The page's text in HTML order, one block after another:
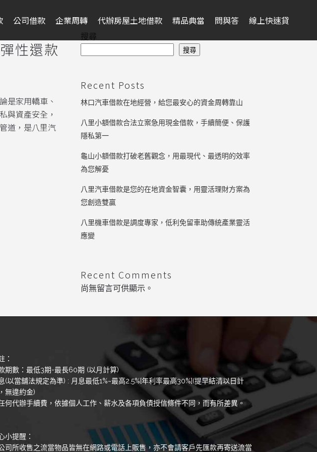
公司借款 企業周轉 代辦房屋土地借款 精品典當 問與答 線上快速貸
性還款
是家用轎車、
與資產安全，
道，是八里汽
搜尋
搜尋
Recent Posts
林口汽車借款在地經營，給您最安心的資金周轉靠山
八里小額借款合法立案急用現金借款，手續簡便、保護
隱私第一
龜山小額借款打破老舊觀念，用最現代、最透明的效率
為您解憂
八里汽車借款是您的在地資金智囊，用靈活理財方案為
您創造雙贏
八里機車借款是調度專家，低利免留車助傳統產業靈活
應變
Recent Comments
尚無留言可供顯示。
：
期數：最低3期-最長60期 (以月計算)
(以當舖法規定為準) : 月息最低1%~最高2.5%[年利率最高30%](提早結清以日計
無違約金)
何代辦手續費，依據個人工作、薪水及各項負債授信條件不同，而有所差異。
小提醒：
司所收售之流當物品皆無在網路或電話上販售，亦不會請客戶先匯款再寄送流當